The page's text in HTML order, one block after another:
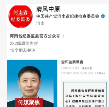
传媒聚焦